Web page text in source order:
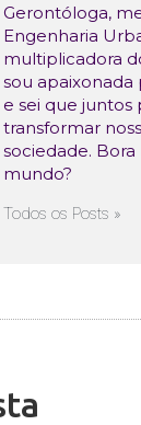
Gerontóloga,
Engenharia
multiplicadora
sou apaixonada
e sei que juntos
transformar
sociedade.
mundo?
Todos os Posts »